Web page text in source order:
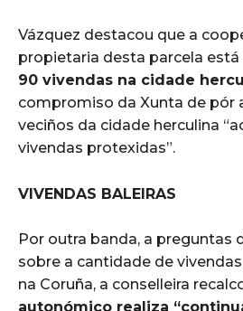
Vázquez destacou que a
propietaria desta parcela está
90 vivendas na cidade
compromiso da Xunta de pór
veciños da cidade herculina
vivendas protexidas”.
VIVENDAS BALEIRAS
Por outra banda, a preguntas
sobre a cantidade de
na Coruña, a conselleira
autonómico realiza